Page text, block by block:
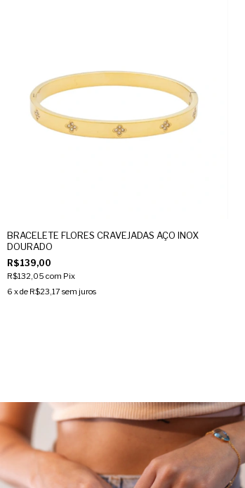
BRACELETE FLORES CRAVEJADAS AÇO INOX
DOURADO
R$139,00
R$132,05 com Pix
6 x de R$23,17 sem juros